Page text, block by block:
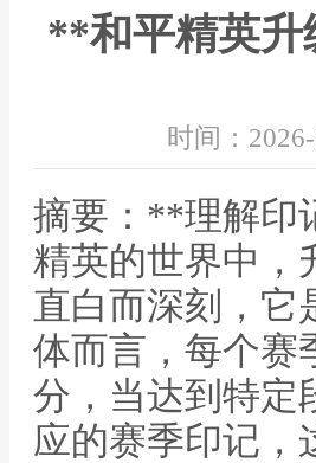
**和平精英升
时间：
摘要：**理解印
精英的世界中，
直白而深刻，它
体而言，每个赛
分，当达到特定
应的赛季印记